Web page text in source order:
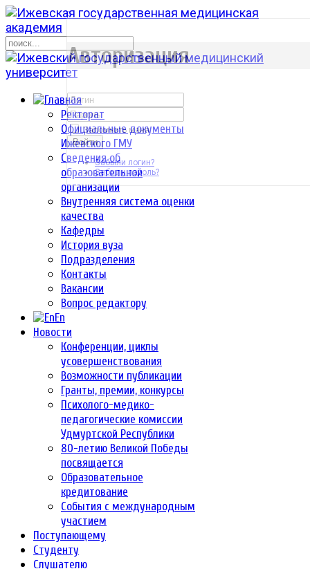
Ректорат
Официальные документы
Ижевского ГМУ
Сведения об
образовательной
организации
Внутренняя система оценки
качества
Кафедры
История вуза
Подразделения
Контакты
Вакансии
Вопрос редактору
En
Новости
Конференции, циклы
усовершенствования
Возможности публикации
Гранты, премии, конкурсы
Психолого-медико-
педагогические комиссии
Удмуртской Республики
80-летию Великой Победы
посвящается
Образовательное
кредитование
События с международным
участием
Поступающему
Студенту
Слушателю
р
Авторизация
Запомнить меня
Войти
Забыли логин?
Забыли пароль?